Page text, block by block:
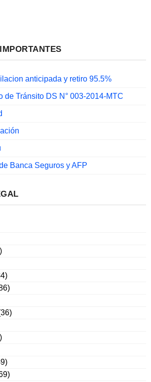
anticipada y retiro 95.5%
de Tránsito DS N° 003-2014-MTC
Banca Seguros y AFP